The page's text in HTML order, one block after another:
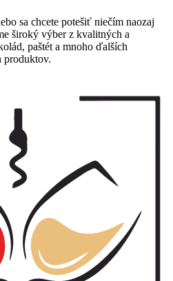
sa chcete potešiť niečím naozaj
široký výber z kvalitných a
paštét a mnoho ďalších
produktov.